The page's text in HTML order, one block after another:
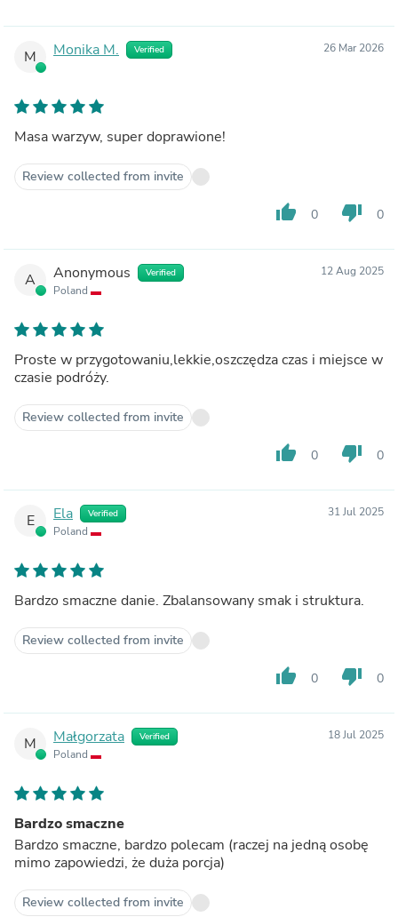
M Monika M. Verified 26 Mar 2026
Masa warzyw, super doprawione!
Review collected from invite
thumb_up 0 thumb_down 0
A Anonymous Verified
Poland
12 Aug 2025
Proste w przygotowaniu,lekkie,oszczędza czas i miejsce w
czasie podróży.
Review collected from invite
thumb_up 0 thumb_down 0
E Ela Verified
Poland
31 Jul 2025
Bardzo smaczne danie. Zbalansowany smak i struktura.
Review collected from invite
thumb_up 0 thumb_down 0
M Małgorzata Verified
Poland
18 Jul 2025
Bardzo smaczne
Bardzo smaczne, bardzo polecam (raczej na jedną osobę
mimo zapowiedzi, że duża porcja)
Review collected from invite